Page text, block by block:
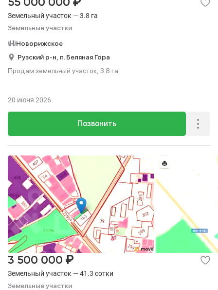
Земельный участок — 3.8 га
Земельные участки
55 000 000
Новорижское
Рузский р-н, п. Беляная Гора
Продам земельный участок, 3.8 га.
Позвонить
20 июня 2026
Земельный участок — 41.3 сотки
Земельные участки
3 500 000 ₽